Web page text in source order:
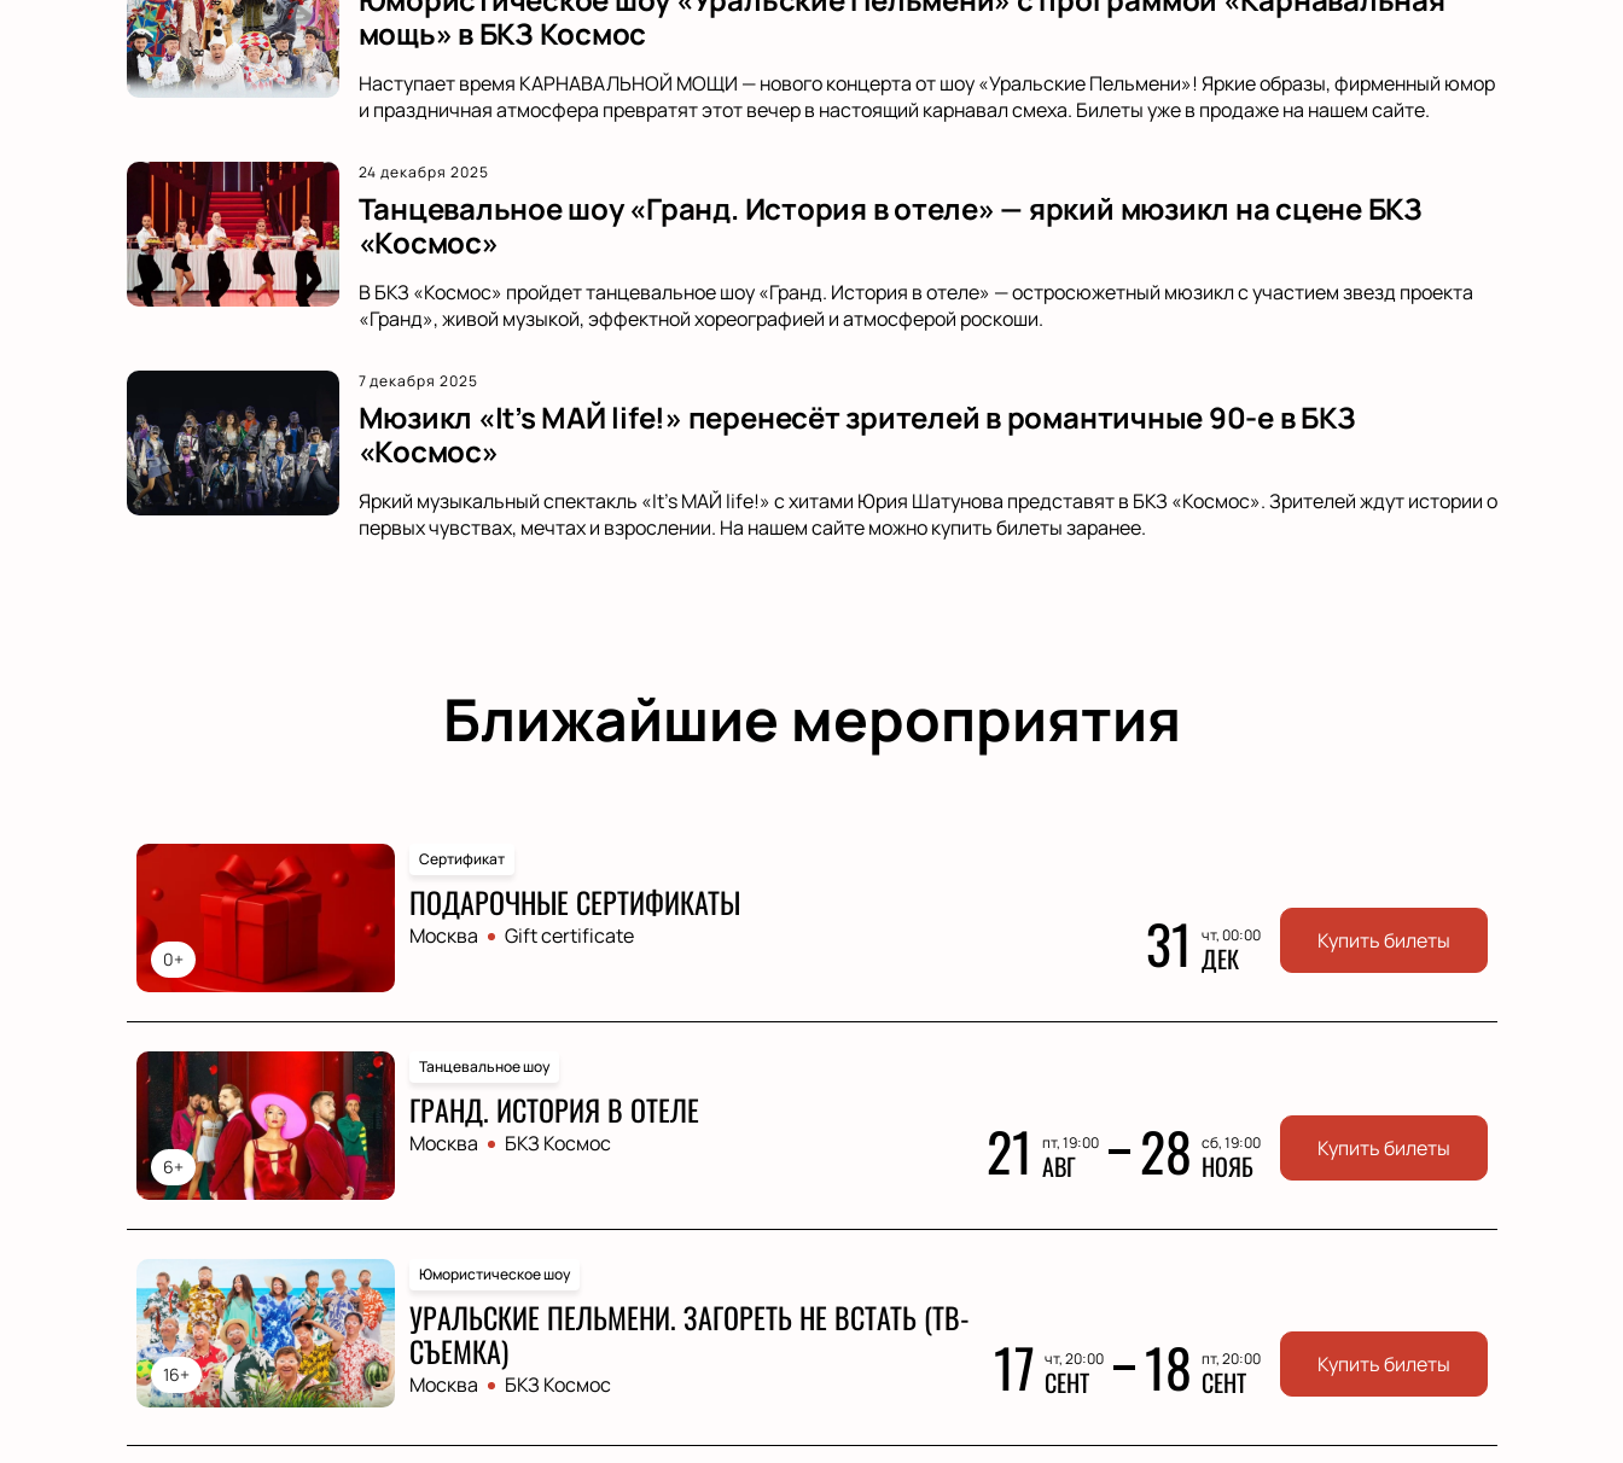
мощь» в БКЗ Космос
Наступает время КАРНАВАЛЬНОЙ МОЩИ — нового концерта от шоу «Уральские Пельмени»! Яркие образы, фирменный юмор
и праздничная атмосфера превратят этот вечер в настоящий карнавал смеха. Билеты уже в продаже на нашем сайте.
24 декабря 2025
Танцевальное шоу «Гранд. История в отеле» — яркий мюзикл на сцене БКЗ
«Космос»
В БКЗ «Космос» пройдет танцевальное шоу «Гранд. История в отеле» — остросюжетный мюзикл с участием звезд проекта
«Гранд», живой музыкой, эффектной хореографией и атмосферой роскоши.
7 декабря 2025
Мюзикл «It’s МАЙ life!» перенесёт зрителей в романтичные 90-е в БКЗ
«Космос»
Яркий музыкальный спектакль «It’s МАЙ life!» с хитами Юрия Шатунова представят в БКЗ «Космос». Зрителей ждут истории о
первых чувствах, мечтах и взрослении. На нашем сайте можно купить билеты заранее.
Ближайшие мероприятия
0+
Сертификат
ПОДАРОЧНЫЕ СЕРТИФИКАТЫ
Москва Gift certificate 31 чт, 00:00
ДЕК Купить билеты
6+
Танцевальное шоу
ГРАНД. ИСТОРИЯ В ОТЕЛЕ
Москва БКЗ Космос 21 пт, 19:00
АВГ 28 сб, 19:00
НОЯБ Купить билеты
16+
Юмористическое шоу
УРАЛЬСКИЕ ПЕЛЬМЕНИ. ЗАГОРЕТЬ НЕ ВСТАТЬ (ТВ-
СЪЕМКА)
Москва БКЗ Космос 17 чт, 20:00
СЕНТ 18 пт, 20:00
СЕНТ Купить билеты